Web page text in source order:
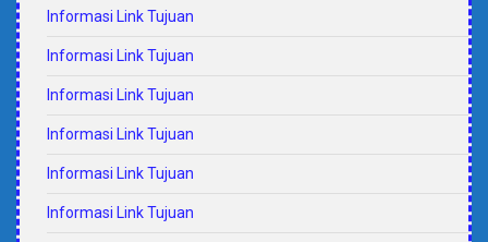
Informasi Link Tujuan
Informasi Link Tujuan
Informasi Link Tujuan
Informasi Link Tujuan
Informasi Link Tujuan
Informasi Link Tujuan